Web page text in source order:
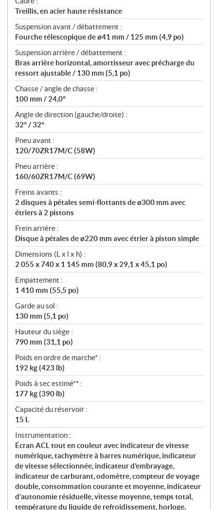
Treillis, en acier haute résistance
Suspension avant / débattement :
Fourche télescopique de ø41 mm / 125 mm (4,9 po)
Suspension arrière / débattement :
Bras arrière horizontal, amortisseur avec précharge du
ressort ajustable / 130 mm (5,1 po)
Chasse / angle de chasse :
100 mm / 24,0°
Angle de direction (gauche/droite) :
32° / 32°
Pneu avant :
120/70ZR17M/C (58W)
Pneu arrière :
160/60ZR17M/C (69W)
Freins avants :
2 disques à pétales semi-flottants de ø300 mm avec
étriers à 2 pistons
Frein arrière :
Disque à pétales de ø220 mm avec étrier à piston simple
Dimensions (L x l x h) :
2 055 x 740 x 1 145 mm (80,9 x 29,1 x 45,1 po)
Empattement :
1 410 mm (55,5 po)
Garde au sol :
130 mm (5,1 po)
Hauteur du siège :
790 mm (31,1 po)
Poids en ordre de marche* :
192 kg (423 lb)
Poids à sec estimé** :
177 kg (390 lb)
Capacité du réservoir :
15 L
Instrumentation :
Écran ACL tout en couleur avec indicateur de vitesse
numérique, tachymètre à barres numérique, indicateur
de vitesse sélectionnée, indicateur d’embrayage,
indicateur de carburant, odomètre, compteur de voyage
double, consommation courante et moyenne, indicateur
d’autonomie résiduelle, vitesse moyenne, temps total,
température du liquide de refroidissement, horloge,